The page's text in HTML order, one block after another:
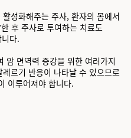
성화해주는 주사, 환자의 몸에서
후 주사로 투여하는 치료도
다.
암 면역력 증강을 위한 여러가지
르기 반응이 나타날 수 있으므로
이루어져야 합니다.